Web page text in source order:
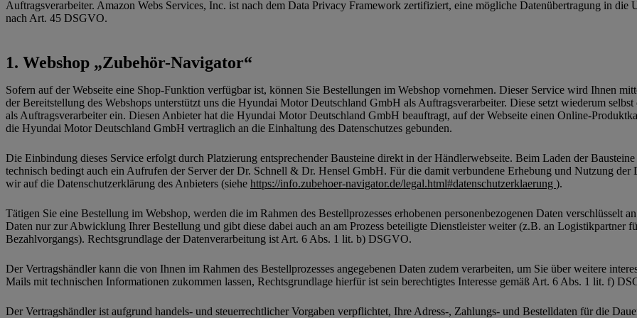
Auftragsverarbeiter. Amazon Webs Services, Inc. ist nach dem Data Privacy Framework zertifiziert, eine mögliche Datenübertragung in die
nach Art. 45 DSGVO.
Webshop „Zubehör-Navigator“
Sofern auf der Webseite eine Shop-Funktion verfügbar ist, können Sie Bestellungen im Webshop vornehmen. Dieser Service wird Ihnen
der Bereitstellung des Webshops unterstützt uns die Hyundai Motor Deutschland GmbH als Auftragsverarbeiter. Diese setzt wiederum
als Auftragsverarbeiter ein. Diesen Anbieter hat die Hyundai Motor Deutschland GmbH beauftragt, auf der Webseite einen Online-
die Hyundai Motor Deutschland GmbH vertraglich an die Einhaltung des Datenschutzes gebunden.
Die Einbindung dieses Service erfolgt durch Platzierung entsprechender Bausteine direkt in der Händlerwebseite. Beim Laden der
technisch bedingt auch ein Aufrufen der Server der Dr. Schnell & Dr. Hensel GmbH. Für die damit verbundene Erhebung und Nutzung
wir auf die Datenschutzerklärung des Anbieters (siehe https://info.zubehoer-navigator.de/legal.html#datenschutzerklaerung ).
Tätigen Sie eine Bestellung im Webshop, werden die im Rahmen des Bestellprozesses erhobenen personenbezogenen Daten verschlüsselt
Daten nur zur Abwicklung Ihrer Bestellung und gibt diese dabei auch an am Prozess beteiligte Dienstleister weiter (z.B. an Logistikpartner
Bezahlvorgangs). Rechtsgrundlage der Datenverarbeitung ist Art. 6 Abs. 1 lit. b) DSGVO.
Der Vertragshändler kann die von Ihnen im Rahmen des Bestellprozesses angegebenen Daten zudem verarbeiten, um Sie über weitere
Mails mit technischen Informationen zukommen lassen, Rechtsgrundlage hierfür ist sein berechtigtes Interesse gemäß Art. 6 Abs. 1 lit. f)
Der Vertragshändler ist aufgrund handels- und steuerrechtlicher Vorgaben verpflichtet, Ihre Adress-, Zahlungs- und Bestelldaten für die